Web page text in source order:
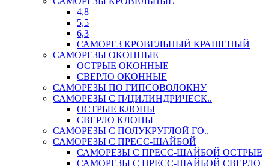
4,8
5,5
6,3
САМОРЕЗ КРОВЕЛЬНЫЙ КРАШЕНЫЙ
САМОРЕЗЫ ОКОННЫЕ
ОСТРЫЕ ОКОННЫЕ
СВЕРЛО ОКОННЫЕ
САМОРЕЗЫ ПО ГИПСОВОЛОКНУ
САМОРЕЗЫ С П/ЦИЛИНДРИЧЕСК..
ОСТРЫЕ КЛОПЫ
СВЕРЛО КЛОПЫ
САМОРЕЗЫ С ПОЛУКРУГЛОЙ ГО..
САМОРЕЗЫ С ПРЕСС-ШАЙБОЙ
САМОРЕЗЫ С ПРЕСС-ШАЙБОЙ ОСТРЫЕ
САМОРЕЗЫ С ПРЕСС-ШАЙБОЙ СВЕРЛО